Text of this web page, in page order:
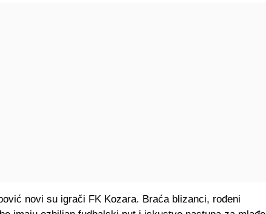
novi su igrači FK Kozara. Braća blizanci, rođeni